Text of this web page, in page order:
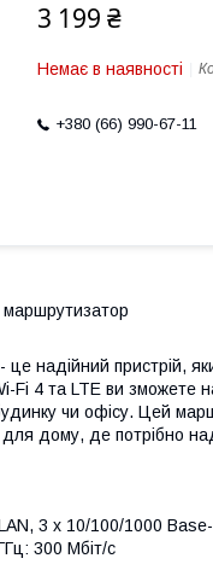
3 199 ₴
Немає в наявності
+380 (66) 990-67-11
надійний пристрій,
Fi 4 та LTE ви
чи офісу. Цей
дому, де потрібно
3 x 10/100/1000
300 Мбіт/с